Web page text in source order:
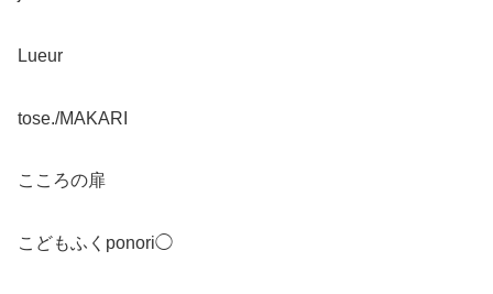
Lueur
tose./MAKARI
こころの扉
こどもふくponori◯